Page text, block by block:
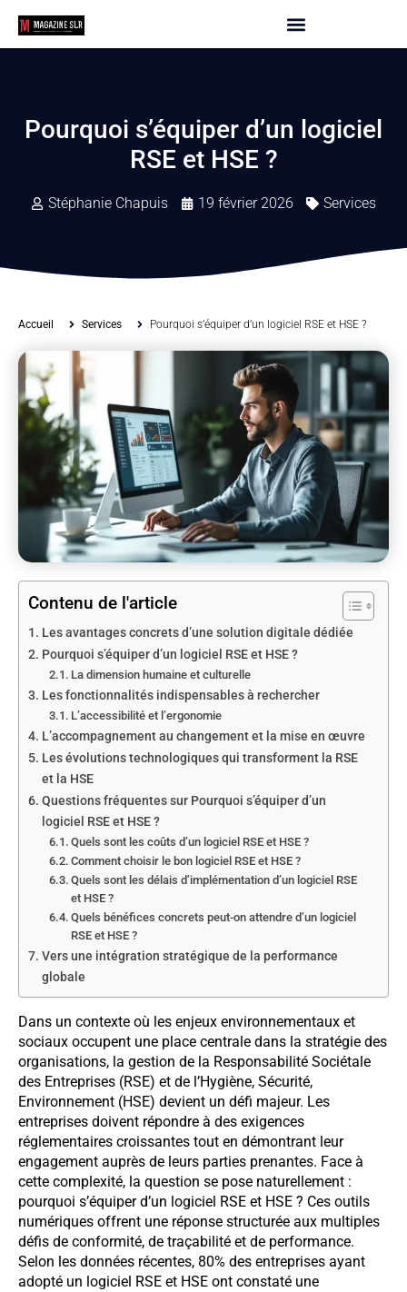
Pourquoi s’équiper d’un logiciel
RSE et HSE ?
Stéphanie Chapuis 19 février 2026 Services
Accueil Services Pourquoi s’équiper d’un logiciel RSE et HSE ?
Contenu de l'article
Les avantages concrets d’une solution digitale dédiée
Pourquoi s’équiper d’un logiciel RSE et HSE ?
La dimension humaine et culturelle
Les fonctionnalités indispensables à rechercher
L’accessibilité et l’ergonomie
L’accompagnement au changement et la mise en œuvre
Les évolutions technologiques qui transforment la RSE
et la HSE
Questions fréquentes sur Pourquoi s’équiper d’un
logiciel RSE et HSE ?
Quels sont les coûts d’un logiciel RSE et HSE ?
Comment choisir le bon logiciel RSE et HSE ?
Quels sont les délais d’implémentation d’un logiciel RSE
et HSE ?
Quels bénéfices concrets peut-on attendre d’un logiciel
RSE et HSE ?
Vers une intégration stratégique de la performance
globale
Dans un contexte où les enjeux environnementaux et
sociaux occupent une place centrale dans la stratégie des
organisations, la gestion de la Responsabilité Sociétale
des Entreprises (RSE) et de l’Hygiène, Sécurité,
Environnement (HSE) devient un défi majeur. Les
entreprises doivent répondre à des exigences
réglementaires croissantes tout en démontrant leur
engagement auprès de leurs parties prenantes. Face à
cette complexité, la question se pose naturellement :
pourquoi s’équiper d’un logiciel RSE et HSE ? Ces outils
numériques offrent une réponse structurée aux multiples
défis de conformité, de traçabilité et de performance.
Selon les données récentes, 80% des entreprises ayant
adopté un logiciel RSE et HSE ont constaté une